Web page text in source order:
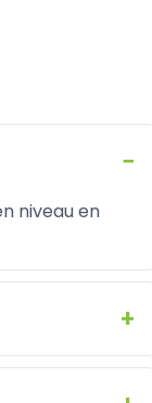
niveau en